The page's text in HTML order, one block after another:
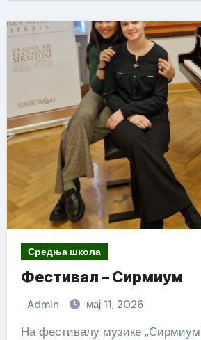
Средња школа
Фестивал – Сирмиум
Admin мај 11, 2026
На фестивалу музике „Сирмиум“ у Сремској